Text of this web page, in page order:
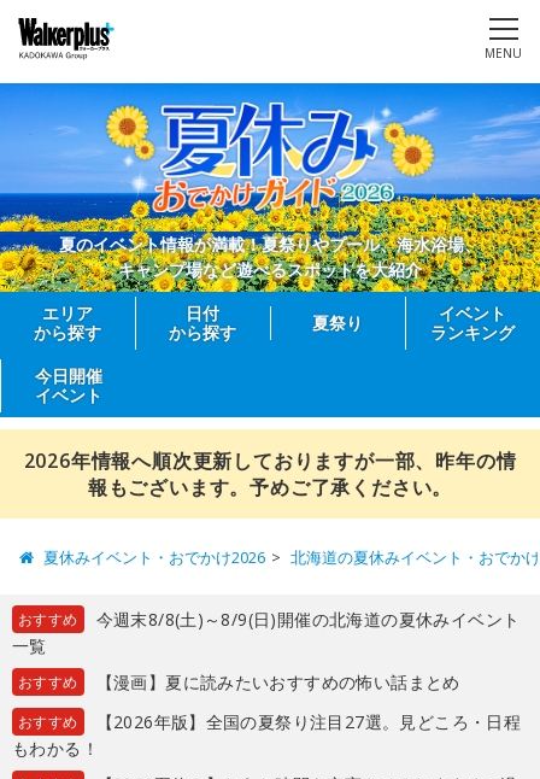
MENU
夏のイベント情報が満載！夏祭りやプール、海水浴場、
キャンプ場など遊べるスポットを大紹介
エリア
から探す
日付
から探す
夏祭り
イベント
ランキング
今日開催
イベント
2026年情報へ順次更新しておりますが一部、昨年の情
報もございます。予めご了承ください。
夏休みイベント・おでかけ2026 北海道の夏休みイベント・おでか
おすすめ
今週末8/8(土)～8/9(日)開催の北海道の夏休みイベント
一覧
おすすめ 【漫画】夏に読みたいおすすめの怖い話まとめ
おすすめ
【2026年版】全国の夏祭り注目27選。見どころ・日程
もわかる！